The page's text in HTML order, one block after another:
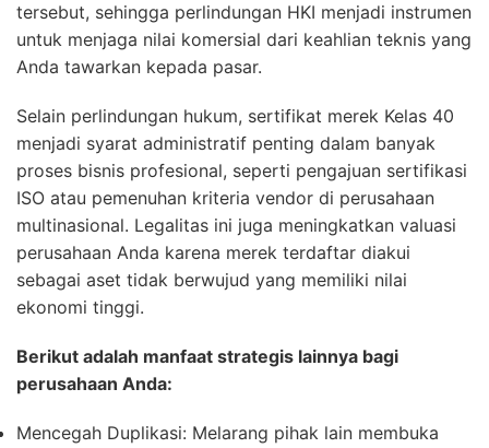
tersebut, sehingga perlindungan HKI menjadi instrumen
untuk menjaga nilai komersial dari keahlian teknis yang
Anda tawarkan kepada pasar.
Selain perlindungan hukum, sertifikat merek Kelas 40
menjadi syarat administratif penting dalam banyak
proses bisnis profesional, seperti pengajuan sertifikasi
ISO atau pemenuhan kriteria vendor di perusahaan
multinasional. Legalitas ini juga meningkatkan valuasi
perusahaan Anda karena merek terdaftar diakui
sebagai aset tidak berwujud yang memiliki nilai
ekonomi tinggi.
Berikut adalah manfaat strategis lainnya bagi
perusahaan Anda:
Mencegah Duplikasi: Melarang pihak lain membuka